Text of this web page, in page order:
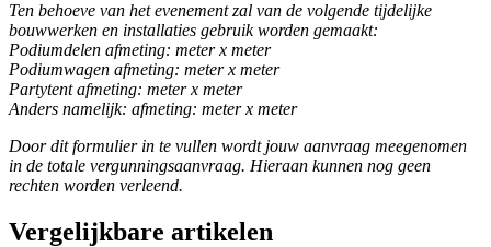
Ten behoeve van het evenement zal van de volgende tijdelijke
bouwwerken en installaties gebruik worden gemaakt:
Podiumdelen afmeting: meter x meter
Podiumwagen afmeting: meter x meter
Partytent afmeting: meter x meter
Anders namelijk: afmeting: meter x meter
Door dit formulier in te vullen wordt jouw aanvraag meegenomen
in de totale vergunningsaanvraag. Hieraan kunnen nog geen
rechten worden verleend.
Vergelijkbare artikelen